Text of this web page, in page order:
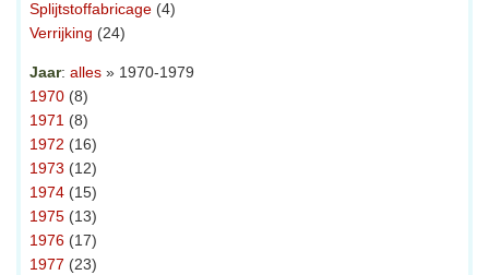
Splijtstoffabricage (4)
Verrijking (24)
Jaar: alles » 1970-1979
1970 (8)
1971 (8)
1972 (16)
1973 (12)
1974 (15)
1975 (13)
1976 (17)
1977 (23)